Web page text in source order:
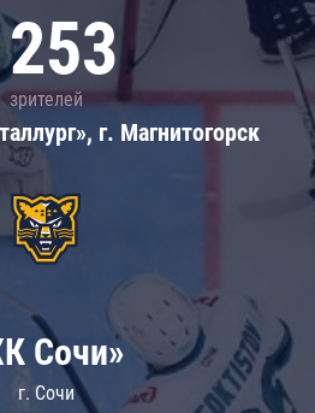
зрителей
г. Магнитогорск
Сочи»
г. Сочи